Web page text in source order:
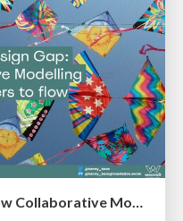
Bridging the Design Gap: How Collaborative Modelling removes blockers to flow between stakeholders and teams @FastFlow conf